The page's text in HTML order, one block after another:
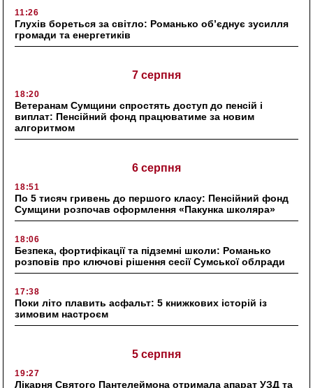
11:26
Глухів бореться за світло: Романько об’єднує зусилля
громади та енергетиків
7 серпня
18:20
Ветеранам Сумщини спростять доступ до пенсій і
виплат: Пенсійний фонд працюватиме за новим
алгоритмом
6 серпня
18:51
По 5 тисяч гривень до першого класу: Пенсійний фонд
Сумщини розпочав оформлення «Пакунка школяра»
18:06
Безпека, фортифікації та підземні школи: Романько
розповів про ключові рішення сесії Сумської облради
17:38
Поки літо плавить асфальт: 5 книжкових історій із
зимовим настроєм
5 серпня
19:27
Лікарня Святого Пантелеймона отримала апарат УЗД та